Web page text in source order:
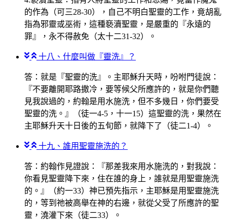
的作為（可三28-30），自己不明白聖靈的工作，竟胡亂
指為邪靈或巫術，這種褻瀆聖靈，是嚴重的『永遠的
罪』，永不得赦免（太十二31-32）。
十八、什麼叫做『靈洗』？
答：就是『聖靈的洗』。主耶穌升天時，吩咐門徒說：
『不要離開耶路撒冷，要等候父所應許的，就是你們聽
見我說過的，約翰是用水施洗，但不多幾日，你們要受
聖靈的洗。』（徒一4-5，十一15）這聖靈的洗，果然在
主耶穌升天十日後的五旬節，就降下了（徒二1-4）。
十九、誰用聖靈施洗的？
答：約翰作見證說：『那差我來用水施洗的，對我說：
你看見聖靈降下來，住在誰的身上，誰就是用聖靈施洗
的。』（約一33）神已預先指示，主耶穌是用聖靈施洗
的，等到祂被高舉在神的右邊，就從父受了所應許的聖
靈，澆灌下來（徒二33）。